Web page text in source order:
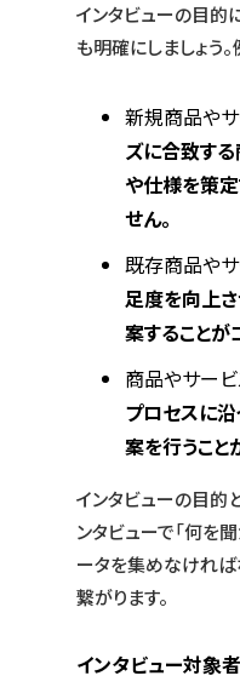
インタビューの目的
も明確にしましょう。
新規商品や
ズに合致す
や仕様を策
せん。
既存商品や
足度を向上
案することが
商品やサー
プロセスに
案を行うこと
インタビューの目的
ンタビューで「何を
ータを集めなければ
繋がります。
インタビュー対象